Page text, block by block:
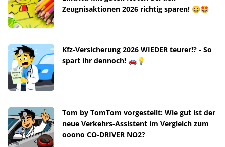
Zeugnisaktionen 2026 richtig sparen! 😀🤩
Kfz-Versicherung 2026 WIEDER teurer!? - So
spart ihr dennoch! 🚗💡
Tom by TomTom vorgestellt: Wie gut ist der
neue Verkehrs-Assistent im Vergleich zum
ooono CO-DRIVER NO2?